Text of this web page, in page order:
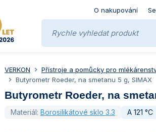
O nakupování
VERKON Přístroje a pomůcky pro
Butyrometr Roeder, na smetanu 5 g, SIMAX
Butyrometr Roeder, na
Materiál: Borosilikátové sklo 3.3 A 121 °C